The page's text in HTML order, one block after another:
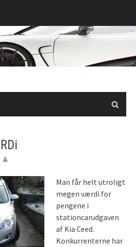
Man får helt utroligt
megen værdi for
pengene i
stationcarudgaven
af Kia Ceed.
Konkurrenterne har